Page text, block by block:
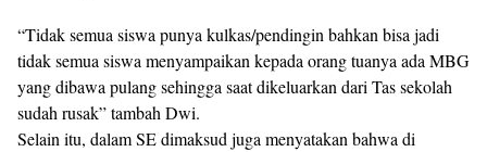
“Tidak semua siswa punya kulkas/pendingin bahkan bisa jadi
tidak semua siswa menyampaikan kepada orang tuanya ada MBG
yang dibawa pulang sehingga saat dikeluarkan dari Tas sekolah
sudah rusak” tambah Dwi.
Selain itu, dalam SE dimaksud juga menyatakan bahwa di